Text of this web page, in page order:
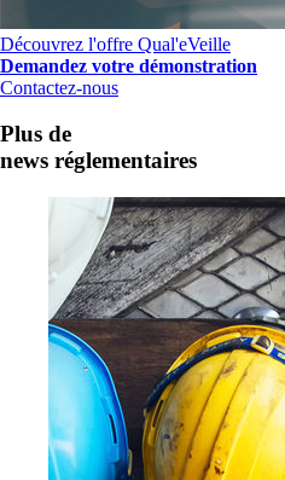
Découvrez l'offre Qual'eVeille
Demandez votre démonstration
Contactez-nous
Plus de
news réglementaires